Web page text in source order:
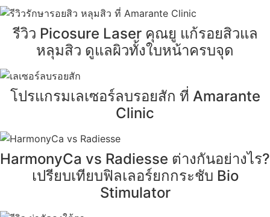
รีวิว Picosure Laser คุณยู แก้รอยสิวแล
หลุมสิว ดูแลผิวทั้งใบหน้าครบจุด
โปรแกรมเลเซอร์ลบรอยสัก ที่ Amarante
Clinic
HarmonyCa vs Radiesse ต่างกันอย่างไร?
เปรียบเทียบฟิลเลอร์ยกกระชับ Bio
Stimulator